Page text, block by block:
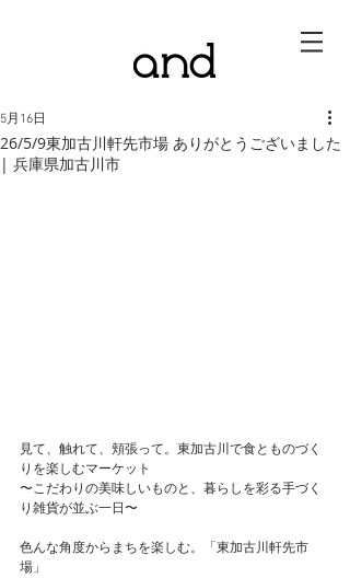
26/5/9東加古川軒先市場 ありがとうございました
| 兵庫県加古川市
5月16日
見て、触れて、頬張って。東加古川で食とものづく
りを楽しむマーケット
〜こだわりの美味しいものと、暮らしを彩る手づく
り雑貨が並ぶ一日〜
色んな角度からまちを楽しむ。「東加古川軒先市
場」